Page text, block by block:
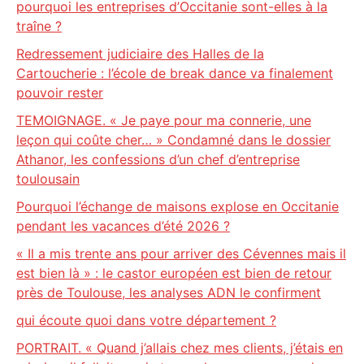
pourquoi les entreprises d’Occitanie sont-elles à la
traîne ?
Redressement judiciaire des Halles de la
Cartoucherie : l’école de break dance va finalement
pouvoir rester
TEMOIGNAGE. « Je paye pour ma connerie, une
leçon qui coûte cher… » Condamné dans le dossier
Athanor, les confessions d’un chef d’entreprise
toulousain
Pourquoi l’échange de maisons explose en Occitanie
pendant les vacances d’été 2026 ?
« Il a mis trente ans pour arriver des Cévennes mais il
est bien là » : le castor européen est bien de retour
près de Toulouse, les analyses ADN le confirment
qui écoute quoi dans votre département ?
PORTRAIT. « Quand j’allais chez mes clients, j’étais en